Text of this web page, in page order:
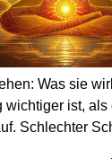
Was sie
wichtiger ist, als
Schlechter